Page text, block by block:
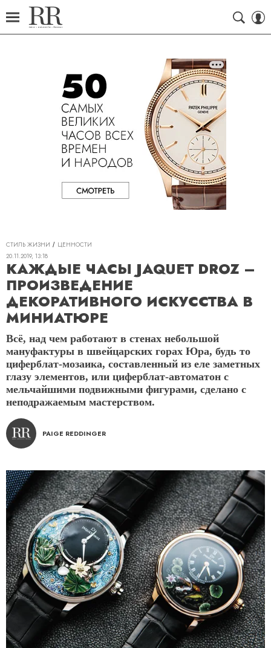
СТИЛЬ ЖИЗНИ
ЦЕННОСТИ
20.11.2019, 13:18
КАЖДЫЕ ЧАСЫ JAQUET DROZ –
ПРОИЗВЕДЕНИЕ
ДЕКОРАТИВНОГО ИСКУССТВА В
МИНИАТЮРЕ
Всё, над чем работают в стенах небольшой
мануфактуры в швейцарских горах Юра, будь то
циферблат-мозаика, составленный из еле заметных
глазу элементов, или циферблат-автоматон с
мельчайшими подвижными фигурами, сделано с
неподражаемым мастерством.
PAIGE REDDINGER